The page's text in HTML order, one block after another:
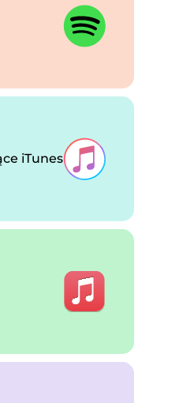
iTunes